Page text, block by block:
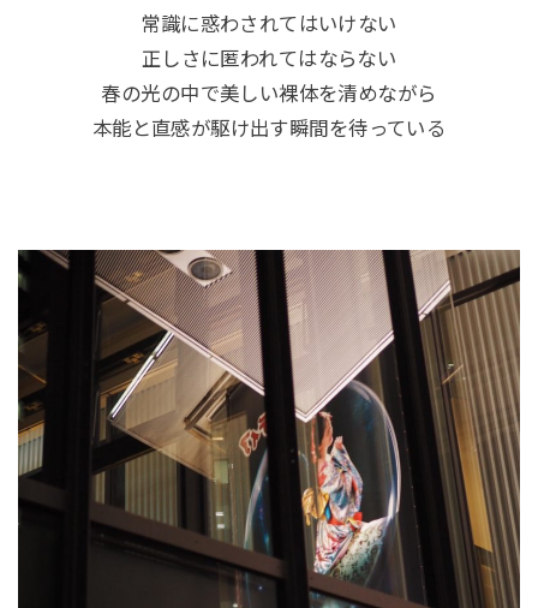
常識に惑わされてはいけない
正しさに匿われてはならない
春の光の中で美しい裸体を清めながら
本能と直感が駆け出す瞬間を待っている